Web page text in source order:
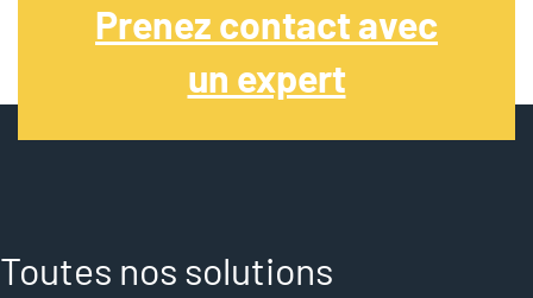
Prenez contact avec
un expert
Toutes nos solutions